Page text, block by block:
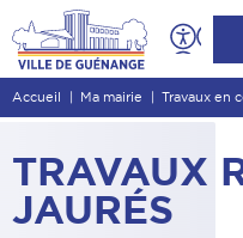
Contenu
Entête de page
Menu principal
Pied de page
Accueil Ma mairie Travaux en
TRAVAUX
JAURÉS